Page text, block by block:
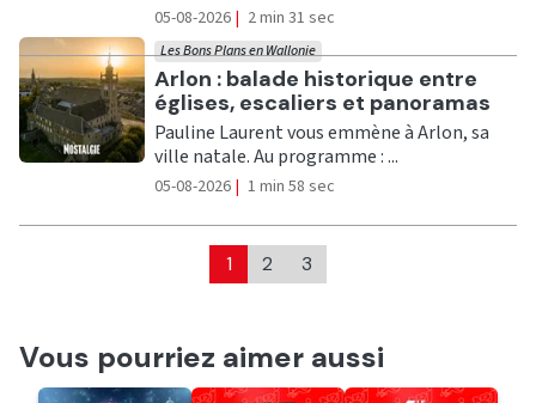
05-08-2026 | 2 min 31 sec
Ecouter
Arlon : balade historique entre
églises, escaliers et panoramas
Les Bons Plans en Wallonie
Pauline Laurent vous emmène à Arlon, sa
ville natale. Au programme : ...
05-08-2026 | 1 min 58 sec
1 2 3
Vous pourriez aimer aussi